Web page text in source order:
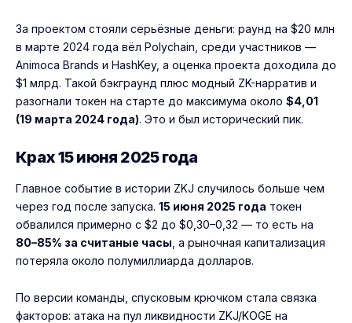
За проектом стояли серьёзные деньги: раунд на $20 млн
в марте 2024 года вёл Polychain, среди участников —
Animoca Brands и HashKey, а оценка проекта доходила до
$1 млрд. Такой бэкграунд плюс модный ZK-нарратив и
разогнали токен на старте до максимума около $4,01
(19 марта 2024 года). Это и был исторический пик.
Крах 15 июня 2025 года
Главное событие в истории ZKJ случилось больше чем
через год после запуска. 15 июня 2025 года токен
обвалился примерно с $2 до $0,30–0,32 — то есть на
80–85% за считаные часы , а рыночная капитализация
потеряла около полумиллиарда долларов.
По версии команды, спусковым крючком стала связка
факторов: атака на пул ликвидности ZKJ/KOGE на